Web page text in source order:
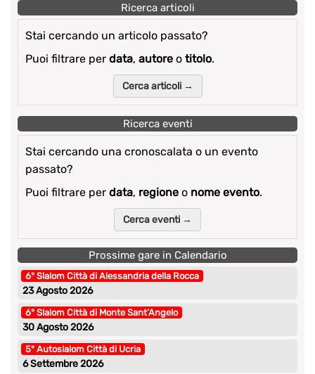
Ricerca articoli
Stai cercando un articolo passato?
Puoi filtrare per data, autore o titolo.
Cerca articoli →
Ricerca eventi
Stai cercando una cronoscalata o un evento
passato?
Puoi filtrare per data, regione o nome evento.
Cerca eventi →
Prossime gare in Calendario
6° Slalom Città di Alessandria della Rocca
23 Agosto 2026
6° Slalom Città di Monte Sant’Angelo
30 Agosto 2026
5° Autoslalom Città di Ucria
6 Settembre 2026